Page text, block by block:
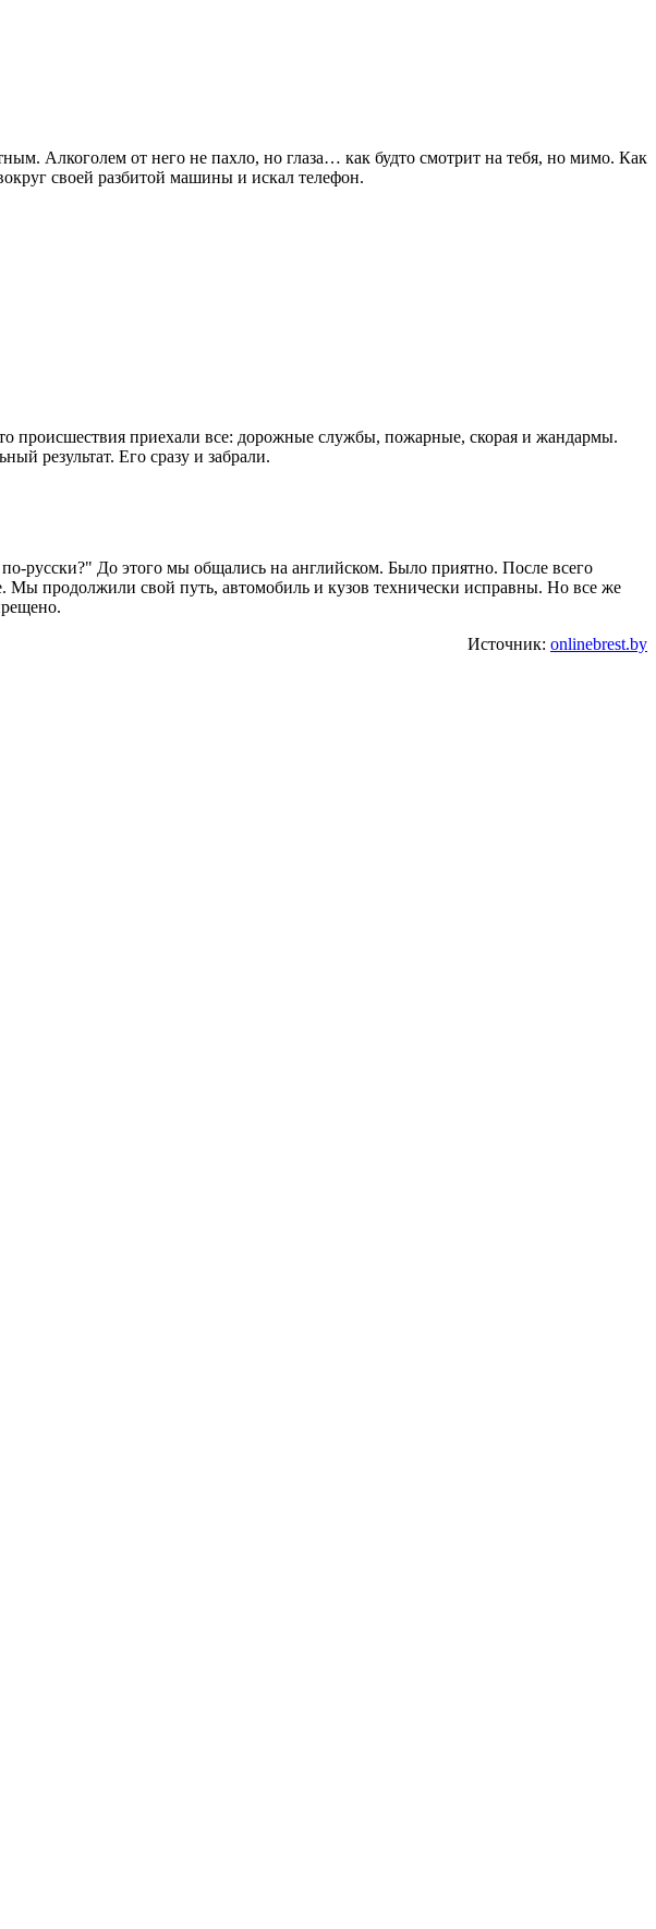
Алкоголем от него не пахло, но глаза… как будто смотрит на тебя, но мимо. Как
своей разбитой машины и искал телефон.
приехали все: дорожные службы, пожарные, скорая и жандармы.
результат. Его сразу и забрали.
русски?" До этого мы общались на английском. Было приятно. После всего
Мы продолжили свой путь, автомобиль и кузов технически исправны. Но все же
Источник: onlinebrest.by